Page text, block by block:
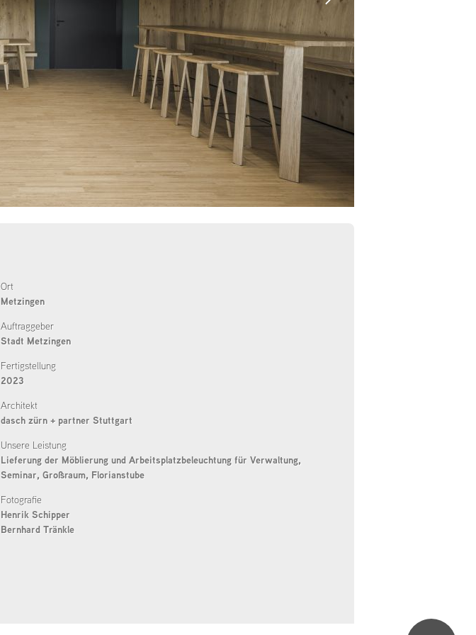
Ort
Metzingen
Auftraggeber
Stadt Metzingen
Fertigstellung
2023
Architekt
dasch zürn + partner Stuttgart
Unsere Leistung
Lieferung der Möblierung und Arbeitsplatzbeleuchtung für Verwaltung,
Seminar, Großraum, Florianstube
Fotografie
Henrik Schipper
Bernhard Tränkle